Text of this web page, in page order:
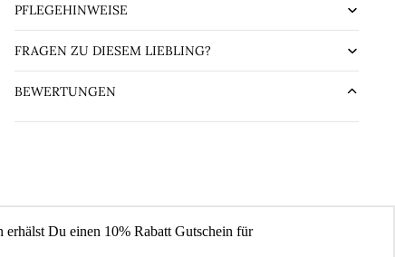
PFLEGEHINWEISE
FRAGEN ZU DIESEM LIEBLING?
BEWERTUNGEN
Du einen 10% Rabatt Gutschein für